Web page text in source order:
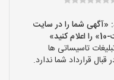
«آگهی شما را در سایت
تاسیساتی ها
قرارداد شما ندارد.